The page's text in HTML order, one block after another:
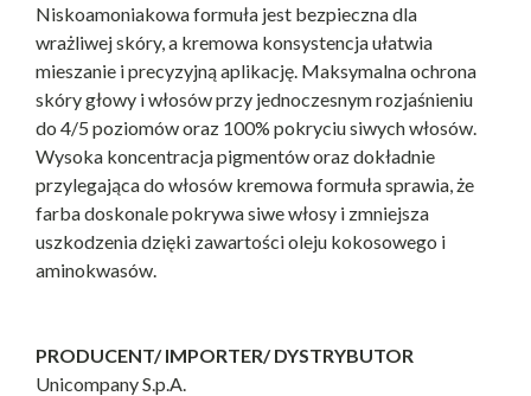
Niskoamoniakowa formuła jest bezpieczna dla
wrażliwej skóry, a kremowa konsystencja ułatwia
mieszanie i precyzyjną aplikację. Maksymalna ochrona
skóry głowy i włosów przy jednoczesnym rozjaśnieniu
do 4/5 poziomów oraz 100% pokryciu siwych włosów.
Wysoka koncentracja pigmentów oraz dokładnie
przylegająca do włosów kremowa formuła sprawia, że
farba doskonale pokrywa siwe włosy i zmniejsza
uszkodzenia dzięki zawartości oleju kokosowego i
aminokwasów.
PRODUCENT/ IMPORTER/ DYSTRYBUTOR
Unicompany S.p.A.